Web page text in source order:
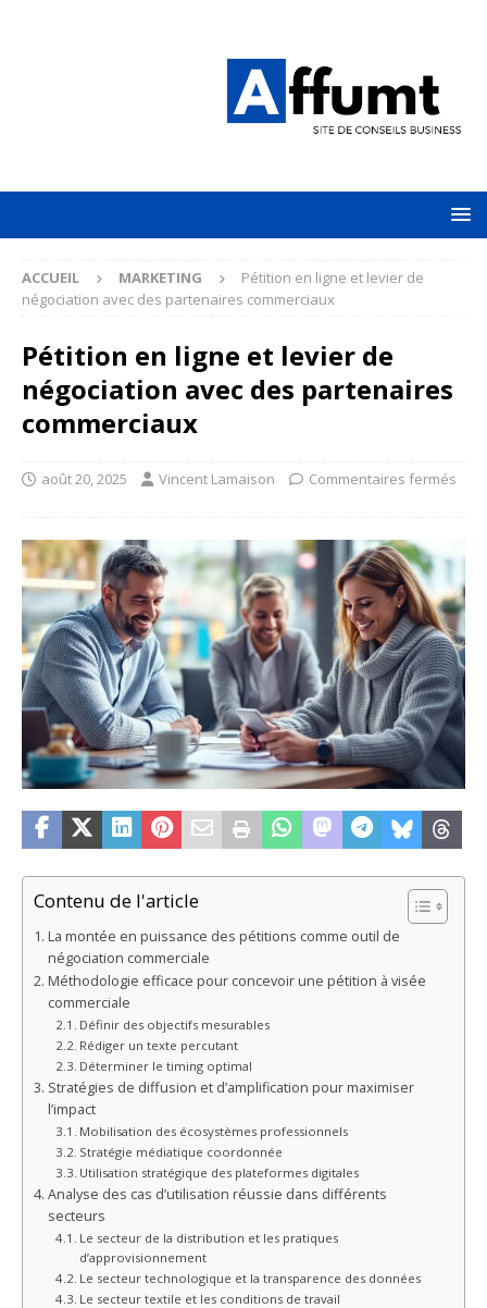
ACCUEIL MARKETING
Pétition en ligne et levier de
négociation avec des partenaires commerciaux
Pétition en ligne et levier de
négociation avec des partenaires
commerciaux
août 20, 2025 Vincent Lamaison Commentaires fermés
Contenu de l'article
La montée en puissance des pétitions comme outil de
négociation commerciale
Méthodologie efficace pour concevoir une pétition à visée
commerciale
Définir des objectifs mesurables
Rédiger un texte percutant
Déterminer le timing optimal
Stratégies de diffusion et d’amplification pour maximiser
l’impact
Mobilisation des écosystèmes professionnels
Stratégie médiatique coordonnée
Utilisation stratégique des plateformes digitales
Analyse des cas d’utilisation réussie dans différents
secteurs
Le secteur de la distribution et les pratiques
d’approvisionnement
Le secteur technologique et la transparence des données
Le secteur textile et les conditions de travail